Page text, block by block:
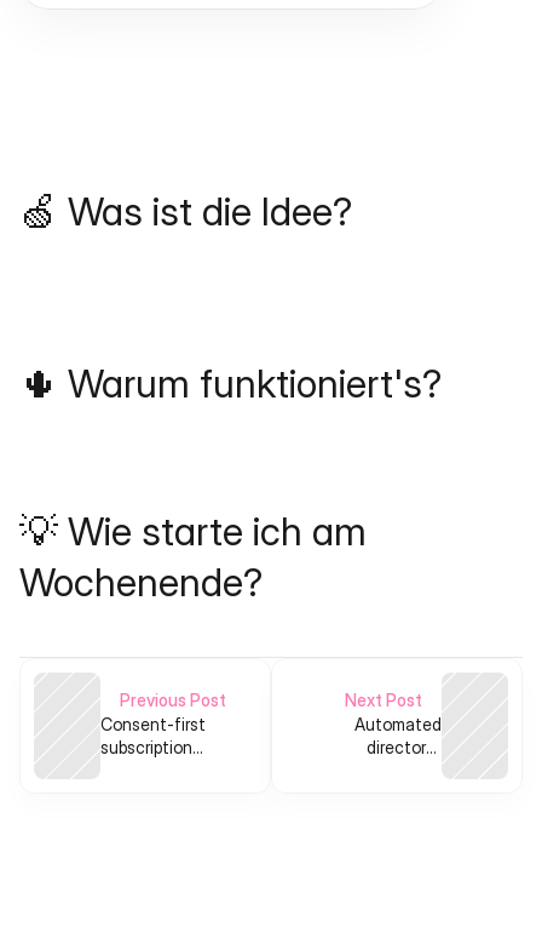
🍏 Was ist die Idee?
🌵 Warum funktioniert's?
💡 Wie starte ich am
Wochenende?
Previous Post
Consent-first
subscription
Next Post
Automated
directory-